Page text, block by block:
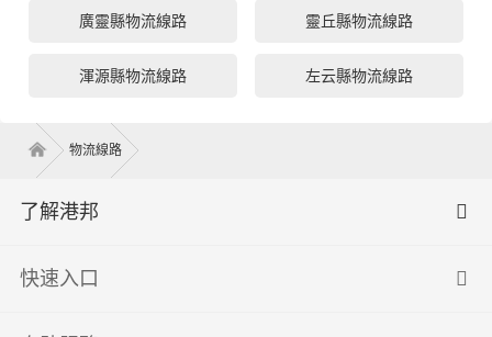
廣靈縣物流線路 靈丘縣物流線路
渾源縣物流線路 左云縣物流線路
物流線路
了解港邦
快速入口